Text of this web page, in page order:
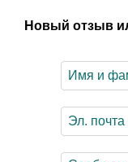
Новый отзыв